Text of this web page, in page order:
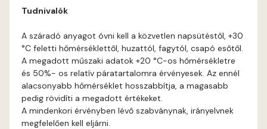
Rose B
Rust A
Sienna A
Tudnivalók
A száradó anyagot óvni kell a közvetlen napsütéstől, +30
°C feletti hőmérséklettől, huzattól, fagytól, csapó esőtől.
A megadott műszaki adatok +20 °C-os hőmérsékletre
és 50%- os relatív páratartalomra érvényesek. Az ennél
alacsonyabb hőmérséklet hosszabbítja, a magasabb
pedig rövidíti a megadott értékeket.
A mindenkori érvényben lévő szabványnak, irányelvnek
megfelelően kell eljárni.